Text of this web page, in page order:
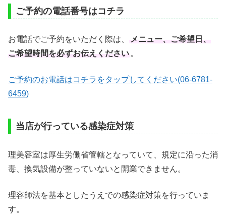
ご予約の電話番号はコチラ
お電話でご予約をいただく際は、
メニュー、ご希望日、
ご希望時間を必ずお伝えください 。
ご予約のお電話はコチラをタップしてください(06-6781-
6459)
当店が行っている感染症対策
理美容室は厚生労働省管轄となっていて、規定に沿った消
毒、換気設備が整っていないと開業できません。
理容師法を基本としたうえでの感染症対策を行っていま
す。